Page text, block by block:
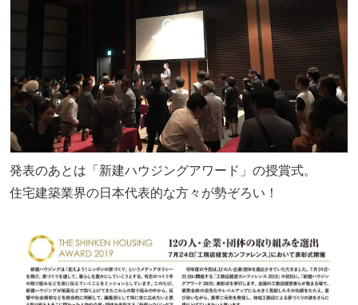
発表のあとは「新建ハウジングアワード」の授賞式。
住宅建築業界の日本代表的な方々が勢ぞろい！